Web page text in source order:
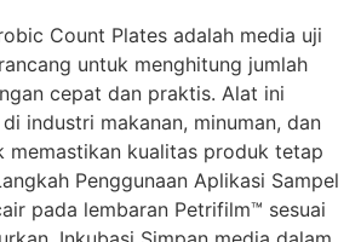
Count Plates adalah media uji
untuk menghitung jumlah
cepat dan praktis. Alat ini
industri makanan, minuman, dan
memastikan kualitas produk tetap
Penggunaan Aplikasi Sampel
pada lembaran Petrifilm™ sesuai